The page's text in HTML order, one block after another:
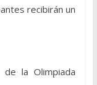
recibirán un
la Olimpiada